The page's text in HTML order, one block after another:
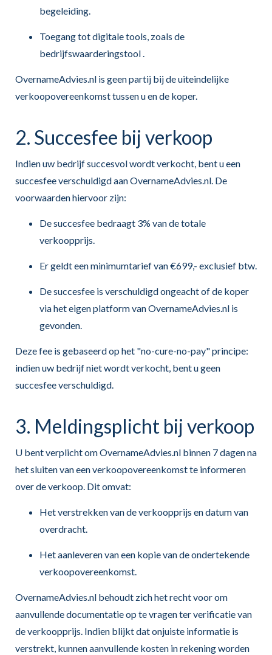
begeleiding.
Toegang tot digitale tools, zoals de
bedrijfswaarderingstool .
OvernameAdvies.nl is geen partij bij de uiteindelijke
verkoopovereenkomst tussen u en de koper.
2. Succesfee bij verkoop
Indien uw bedrijf succesvol wordt verkocht, bent u een
succesfee verschuldigd aan OvernameAdvies.nl. De
voorwaarden hiervoor zijn:
De succesfee bedraagt 3% van de totale
verkoopprijs.
Er geldt een minimumtarief van €699,- exclusief btw.
De succesfee is verschuldigd ongeacht of de koper
via het eigen platform van OvernameAdvies.nl is
gevonden.
Deze fee is gebaseerd op het "no-cure-no-pay" principe:
indien uw bedrijf niet wordt verkocht, bent u geen
succesfee verschuldigd.
3. Meldingsplicht bij verkoop
U bent verplicht om OvernameAdvies.nl binnen 7 dagen na
het sluiten van een verkoopovereenkomst te informeren
over de verkoop. Dit omvat:
Het verstrekken van de verkoopprijs en datum van
overdracht.
Het aanleveren van een kopie van de ondertekende
verkoopovereenkomst.
OvernameAdvies.nl behoudt zich het recht voor om
aanvullende documentatie op te vragen ter verificatie van
de verkoopprijs. Indien blijkt dat onjuiste informatie is
verstrekt, kunnen aanvullende kosten in rekening worden